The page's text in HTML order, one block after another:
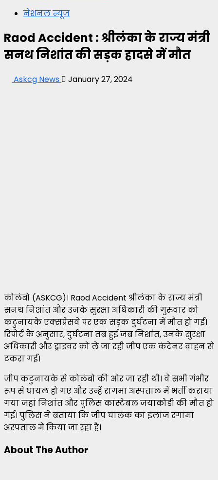
नेशनल न्यूज़
Raod Accident : श्रीलंका के राज्य मंत्री
सनथ निशांत की सड़क हादसे में मौत
Askcg News January 27, 2024
कोलंबो (ASKCG)। Raod Accident श्रीलंका के राज्य मंत्री
सनथ निशांत और उनके सुरक्षा अधिकारी की गुरुवार को
कटुनायके एक्सप्रेसवे पर एक सड़क दुर्घटना में मौत हो गई।
रिपोर्ट के अनुसार, दुर्घटना तब हुई जब निशांत, उनके सुरक्षा
अधिकारी और ड्राइवर को ले जा रही जीप एक कंटेनर वाहन से
टकरा गई।
जीप कटुनायके से कोलंबो की ओर जा रही थी। वे सभी गंभीर
रूप से घायल हो गए और उन्हें रागमा अस्पताल में भर्ती कराया
गया जहां निशांत और पुलिस कांस्टेबल जयाकोडी की मौत हो
गई। पुलिस ने बताया कि जीप चालक का इलाज रगामा
अस्पताल में किया जा रहा है।
About The Author